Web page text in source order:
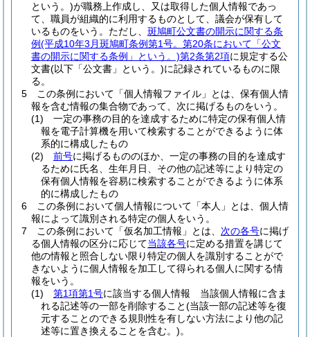
という。)が職務上作成し、又は取得した個人情報であっ
て、職員が組織的に利用するものとして、議会が保有して
いるものをいう。 ただし、 斑鳩町公文書の開示に関する条
例(平成10年3月斑鳩町条例第1号。第20条において「公文
書の開示に関する条例」という。)第2条第2項に規定する公
文書(以下「公文書」という。)に記録されているものに限
る。
5
この条例において「個人情報ファイル」とは、保有個人情
報を含む情報の集合物であって、次に掲げるものをいう。
(1)
一定の事務の目的を達成するために特定の保有個人情
報を電子計算機を用いて検索することができるように体
系的に構成したもの
(2)
前号に掲げるもののほか、一定の事務の目的を達成す
るために氏名、生年月日、その他の記述等により特定の
保有個人情報を容易に検索することができるように体系
的に構成したもの
6
この条例において個人情報について「本人」とは、個人情
報によって識別される特定の個人をいう。
7
この条例において「仮名加工情報」とは、 次の各号に掲げ
る個人情報の区分に応じて当該各号に定める措置を講じて
他の情報と照合しない限り特定の個人を識別することがで
きないように個人情報を加工して得られる個人に関する情
報をいう。
(1)
第1項第1号に該当する個人情報 当該個人情報に含ま
れる記述等の一部を削除すること(当該一部の記述等を復
元することのできる規則性を有しない方法により他の記
述等に置き換えることを含む。)。